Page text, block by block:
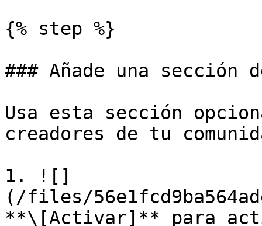
{% step %}
### Añade una sección
Usa esta sección
creadores de tu
1. ![]
(/files/
**\[Activar]** para